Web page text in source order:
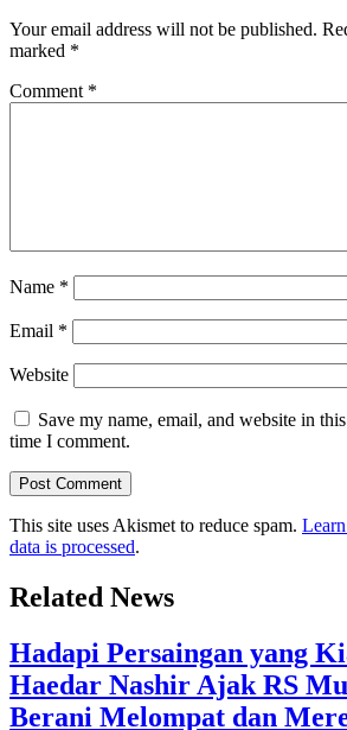
Your email address will not be published.
marked *
Comment *
Name *
Email *
Website
Save my name, email, and website in
time I comment.
This site uses Akismet to reduce spam.
data is processed.
Related News
Hadapi Persaingan yang
Haedar Nashir Ajak RS
Berani Melompat dan